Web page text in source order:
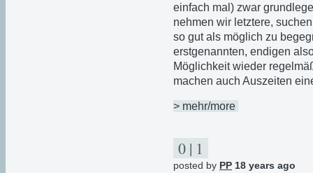
einfach mal) zwar
nehmen wir letztere,
so gut als möglich zu
erstgenannten, endigen
Möglichkeit wieder
machen auch Auszeiten
> mehr/more
0 | 1
posted by PP 18 years ago